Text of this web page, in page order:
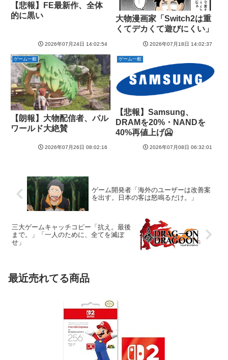
【悲報】FE最新作、全体
的に黒い
2026年07月24日 14:02:54
大物漫画家「Switch2は重
くてデカくて遊びにくい」
2026年07月18日 14:02:37
ゲーム一般
【朗報】大物配信者、パル
ワールド大絶賛
2026年07月26日 08:02:16
ゲーム一般
【悲報】Samsung、
DRAMを20%・NANDを
40%再値上げ🥶
2026年07月08日 06:32:01
ゲーム開発者「海外のユーザーは改善案
を出す。日本の客は怒鳴るだけ。」
三大ゲームキャッチコピー「抗え。最後
まで。」「一人のために、全てを滅ぼ
せ」
最近売れてる商品